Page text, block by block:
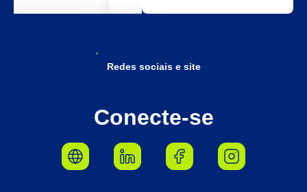
Redes sociais e site
Conecte-se